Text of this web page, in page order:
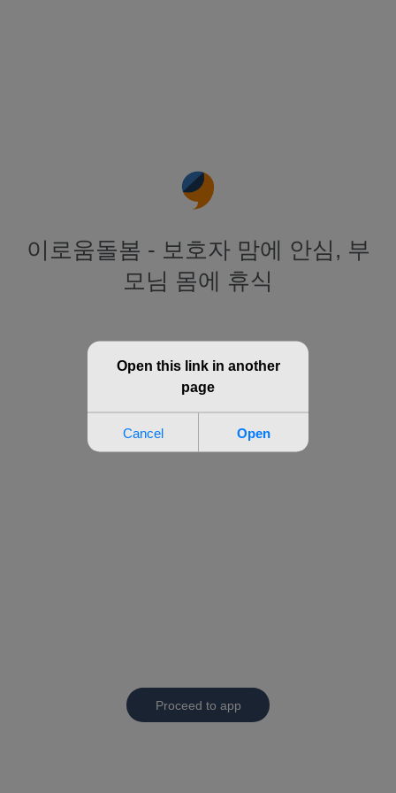
이로움돌봄 - 보호자 맘에 안심, 부
모님 몸에 휴식
Proceed to app